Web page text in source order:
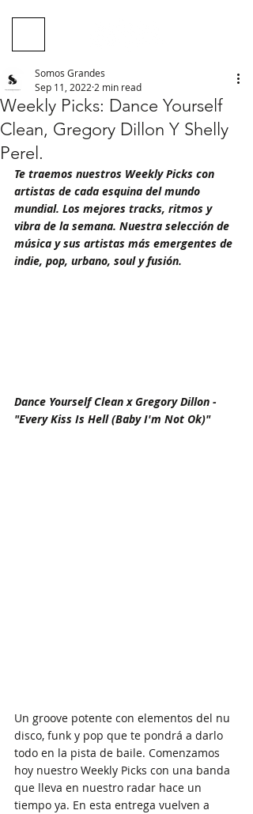
Weekly Picks: Dance Yourself
Clean, Gregory Dillon Y Shelly
Perel.
Somos Grandes
Sep 11, 2022 2 min read
Te traemos nuestros Weekly Picks con
artistas de cada esquina del mundo
mundial. Los mejores tracks, ritmos y
vibra de la semana. Nuestra selección de
música y sus artistas más emergentes de
indie, pop, urbano, soul y fusión.
Dance Yourself Clean x Gregory Dillon -
"Every Kiss Is Hell (Baby I'm Not Ok)"
Un groove potente con elementos del nu
disco, funk y pop que te pondrá a darlo
todo en la pista de baile. Comenzamos
hoy nuestro Weekly Picks con una banda
que lleva en nuestro radar hace un
tiempo ya. En esta entrega vuelven a